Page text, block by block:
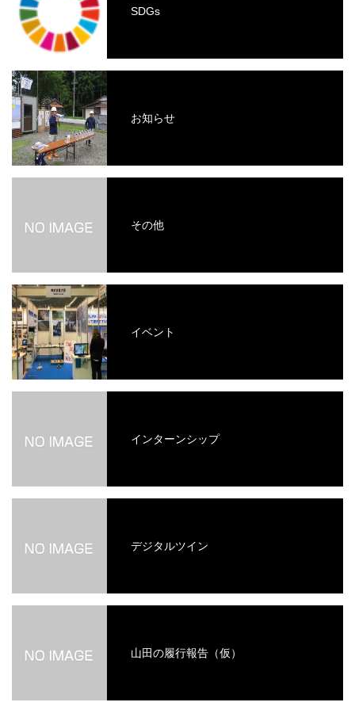
SDGs
お知らせ
その他
イベント
インターンシップ
デジタルツイン
山田の履行報告（仮）